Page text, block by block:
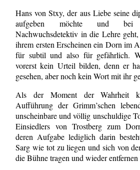
Hans von Stxy, der aus Liebe seine
aufgeben möchte und bei
Nachwuchsdetektiv in die Lehre
ihrem ersten Erscheinen ein Dorn im
für subtil und also für gefährlich.
vorerst kein Urteil bilden, denn er
gesehen, aber noch kein Wort mit ihr
Als der Moment der Wahrheit
Aufführung der Grimm’schen
unscheinbare und völlig unschuldige
Einsiedlers von Trostberg zum
deren Aufgabe lediglich darin
Sarg wie tot zu liegen und sich von
die Bühne tragen und wieder entfernen